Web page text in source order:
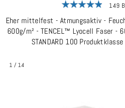
149
Eher mittelfest - Atmungsaktiv -
600g/m² - TENCEL™ Lyocell Faser -
STANDARD 100
1 / 14